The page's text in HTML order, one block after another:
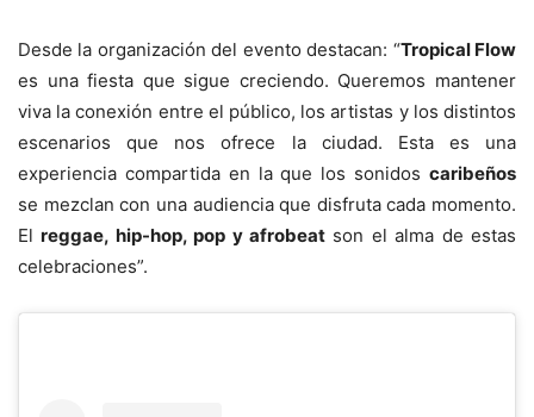
Desde la organización del evento destacan: “Tropical Flow
es una fiesta que sigue creciendo. Queremos mantener
viva la conexión entre el público, los artistas y los distintos
escenarios que nos ofrece la ciudad. Esta es una
experiencia compartida en la que los sonidos caribeños
se mezclan con una audiencia que disfruta cada momento.
Elreggae, hip-hop, pop y afrobeat son el alma de estas
celebraciones”.